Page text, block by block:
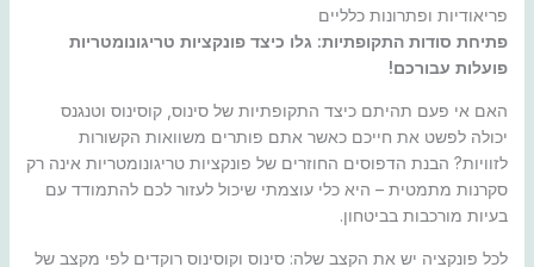
פריאודיות ופתרונות כלליים
פתיחת סודות התקופתיות: גלו כיצד פונקציות טריגונומטריות
פועלות עבורכם!
האם אי פעם תהיתם כיצד התקופתיות של סינוס, קוסינוס וטנגנס
יכולה לפשט את חייכם כאשר אתם פותרים משוואות הקשורות
לזוויות? הבנת הדפוסים החוזרים של פונקציות טריגונומטריות אינה רק
סקרנות מתמטית – היא כלי עוצמתי שיכול לעזור לכם להתמודד עם
בעיות מורכבות בביטחון.
לכל פונקציה יש את הקצב שלה: סינוס וקוסינוס רוקדים לפי מקצב של